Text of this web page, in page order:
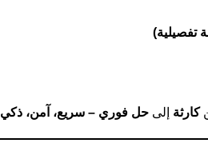
كارثة إلى حل فوري – سريع، آمن، ذكي